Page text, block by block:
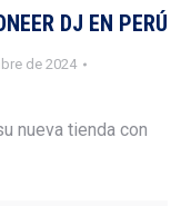
DJ EN PERÚ
de 2024
nueva tienda con